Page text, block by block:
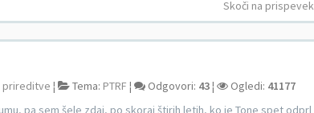
Skoči na prispevek
prireditve ¦ Tema: PTRF ¦ Odgovori: 43¦ Ogledi: 41177
pa sem šele zdaj, po skoraj štirih letih, ko je Tone spet odprl